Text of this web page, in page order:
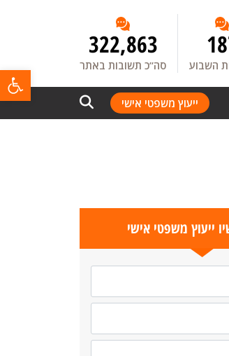
השבוע
322,863
סה”כ תשובות באתר
ייעוץ משפטי אישי
ייעוץ משפטי אישי